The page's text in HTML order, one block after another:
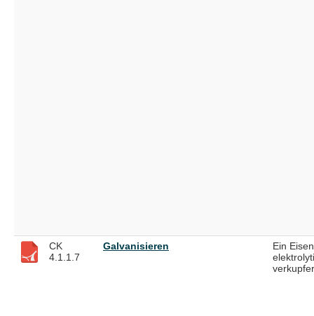
CK
4.1.1.7
Galvanisieren
Ein